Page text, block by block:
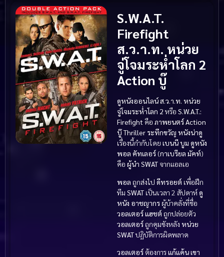
S.W.A.T.
Firefight
ส.ว.า.ท. หน่วย
จู่โจมระห่ำโลก 2
Action บู๊
ดูหนังออนไลน์ ส.ว.า.ท. หน่วย
จู่โจมระห่ำโลก 2 หรือ S.W.A.T.:
Firefight คือ ภาพยนตร์ Action
บู๊Thriller ระทึกขวัญ หนังน่าดู
เรื่องนี้กำกับโดย เบนนี บูม ดูหนัง
พอล คัทเลอร์(กาเบรียล มัคท์)
คือ ผู้นำ SWAT จากแอลเอ
พอล ถูกส่งไป ดีทรอยต์ เพื่อฝึก
ทีม SWAT เป็นเวลา 2 สัปดาห์ดู
หนัง อาชญากร ผู้บ้าคลั่งที่ชื่อ
วอลเตอร์ แฮชต์ถูกปล่อยตัว
วอลเตอร์ถูกคุมขังหลัง หน่วย
SWATปฏิบัติการผิดพลาด
วอลเตอร์ต้องการแก้แค้นเขา